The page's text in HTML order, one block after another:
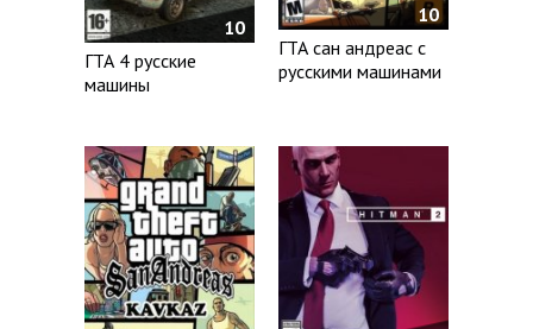
10
ГТА 4 русские
машины
10
ГТА сан андреас с
русскими машинами